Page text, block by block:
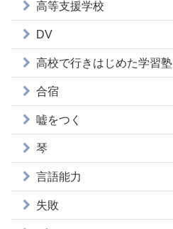
高等支援学校
DV
高校で行きはじめた学習塾
合宿
嘘をつく
琴
言語能力
失敗